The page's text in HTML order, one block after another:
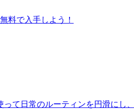
料で入手しよう！
って日常のルーティンを円滑にし